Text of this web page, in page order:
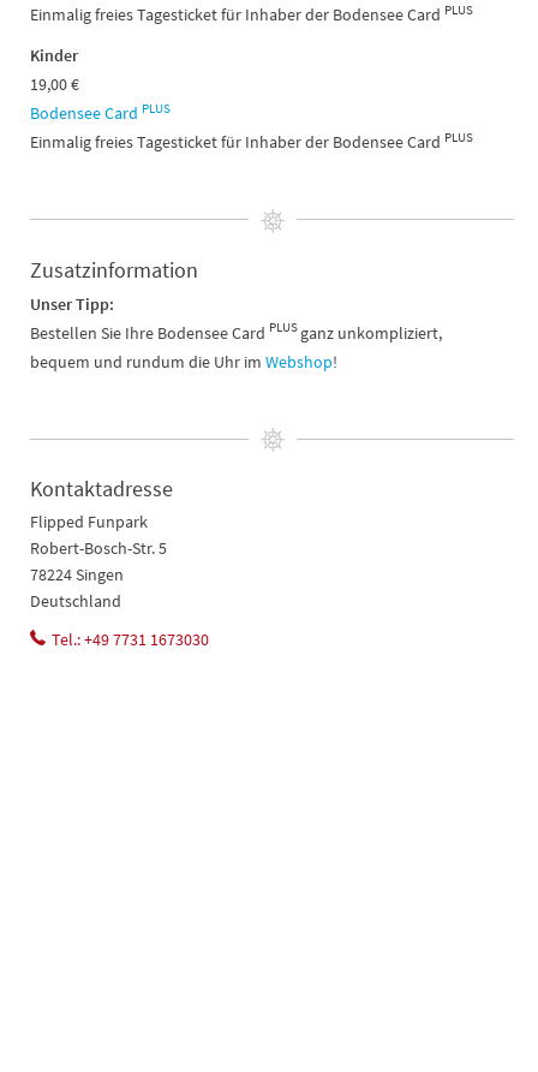
Einmalig freies Tagesticket für Inhaber der Bodensee Card PLUS
Kinder
19,00 €
Bodensee Card PLUS
Einmalig freies Tagesticket für Inhaber der Bodensee Card PLUS
Zusatzinformation
Unser Tipp:
Bestellen Sie Ihre Bodensee Card PLUS ganz unkompliziert,
bequem und rundum die Uhr im Webshop!
Kontaktadresse
Flipped Funpark
Robert-Bosch-Str. 5
78224 Singen
Deutschland
Tel.: +49 7731 1673030